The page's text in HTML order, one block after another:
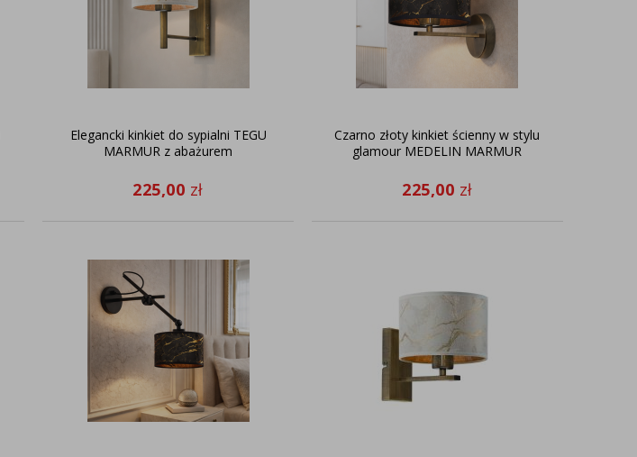
Elegancki kinkiet do sypialni TEGU
MARMUR z abażurem
225,00 zł
Czarno złoty kinkiet ścienny w stylu
glamour MEDELIN MARMUR
225,00 zł